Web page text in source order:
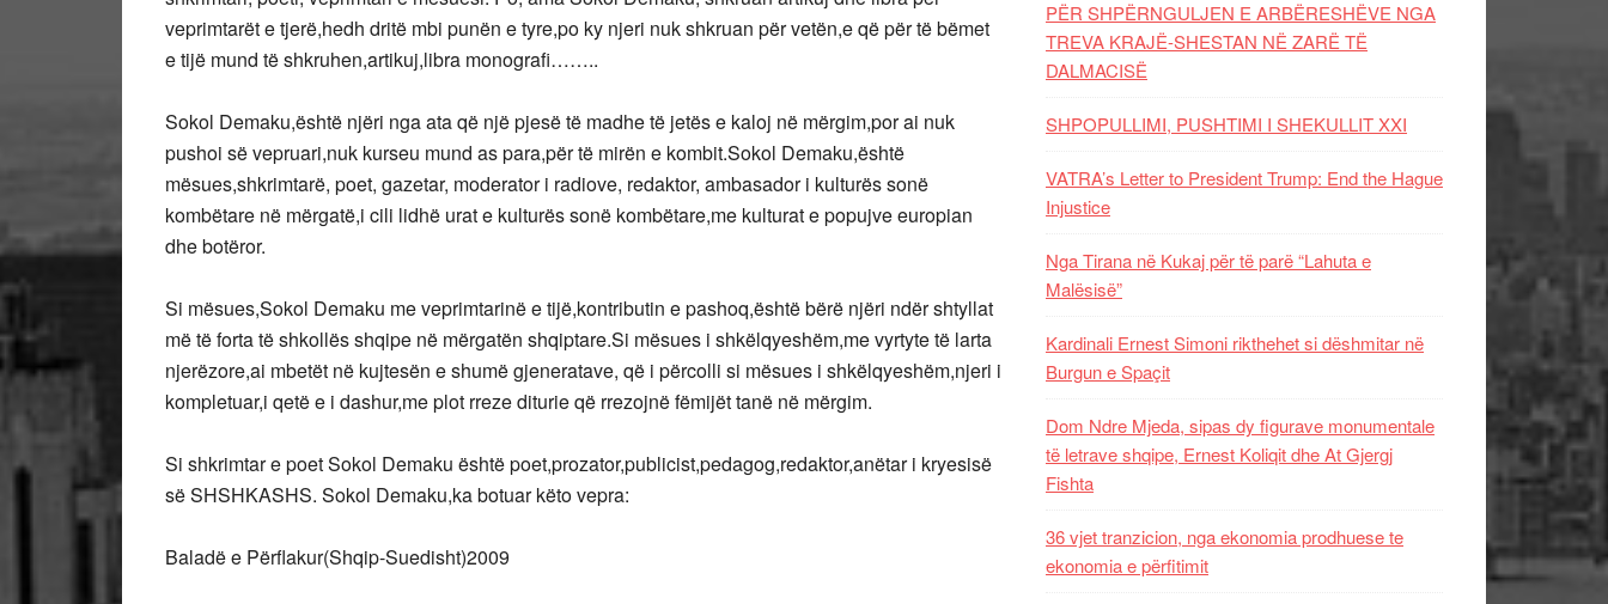
veprimtarët e tjerë,hedh dritë mbi punën e tyre,po ky njeri nuk shkruan për vetën,e që për të bëmet
e tijë mund të shkruhen,artikuj,libra monografi……..
Sokol Demaku,është njëri nga ata që një pjesë të madhe të jetës e kaloj në mërgim,por ai nuk
pushoi së vepruari,nuk kurseu mund as para,për të mirën e kombit.Sokol Demaku,është
mësues,shkrimtarë, poet, gazetar, moderator i radiove, redaktor, ambasador i kulturës sonë
kombëtare në mërgatë,i cili lidhë urat e kulturës sonë kombëtare,me kulturat e popujve europian
dhe botëror.
Si mësues,Sokol Demaku me veprimtarinë e tijë,kontributin e pashoq,është bërë njëri ndër shtyllat
më të forta të shkollës shqipe në mërgatën shqiptare.Si mësues i shkëlqyeshëm,me vyrtyte të larta
njerëzore,ai mbetët në kujtesën e shumë gjeneratave, që i përcolli si mësues i shkëlqyeshëm,njeri i
kompletuar,i qetë e i dashur,me plot rreze diturie që rrezojnë fëmijët tanë në mërgim.
Si shkrimtar e poet Sokol Demaku është poet,prozator,publicist,pedagog,redaktor,anëtar i kryesisë
së SHSHKASHS. Sokol Demaku,ka botuar këto vepra:
Baladë e Përflakur(Shqip-Suedisht)2009
PËR SHPËRNGULJEN E ARBËRESHËVE NGA
TREVA KRAJË-SHESTAN NË ZARË TË
DALMACISË
SHPOPULLIMI, PUSHTIMI I SHEKULLIT XXI
VATRA’s Letter to President Trump: End the Hague
Injustice
Nga Tirana në Kukaj për të parë “Lahuta e
Malësisë”
Kardinali Ernest Simoni rikthehet si dëshmitar në
Burgun e Spaçit
Dom Ndre Mjeda, sipas dy figurave monumentale
të letrave shqipe, Ernest Koliqit dhe At Gjergj
Fishta
36 vjet tranzicion, nga ekonomia prodhuese te
ekonomia e përfitimit